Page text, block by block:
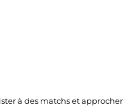
à des matchs et approcher